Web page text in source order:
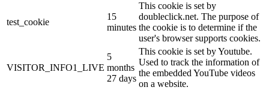
test_cookie
15
minutes
This cookie is set by
doubleclick.net. The purpose of
the cookie is to determine if the
user's browser supports cookies.
VISITOR_INFO1_LIVE
5
months
27 days
This cookie is set by Youtube.
Used to track the information of
the embedded YouTube videos
on a website.